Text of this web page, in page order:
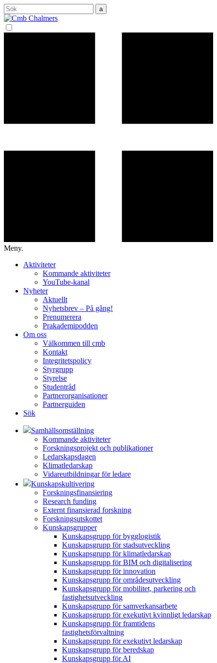
Sök
efter:
Meny.
Aktiviteter
Kommande aktiviteter
YouTube-kanal
Nyheter
Aktuellt
Nyhetsbrev – På gång!
Prenumerera
Prakademipodden
Om oss
Välkommen till cmb
Kontakt
Integritetspolicy
Styrgrupp
Styrelse
Studentråd
Partnerorganisationer
Partnerguiden
Sök
Samhällsomställning
Kommande aktiviteter
Forskningsprojekt och publikationer
Ledarskapsdagen
Klimatledarskap
Vidareutbildningar för ledare
Kunskapskultivering
Forskningsfinansiering
Research funding
Externt finansierad forskning
Forskningsutskottet
Kunskapsgrupper
Kunskapsgrupp för bygglogistik
Kunskapsgrupp för stadsutveckling
Kunskapsgrupp för klimatledarskap
Kunskapsgrupp för BIM och digitalisering
Kunskapsgrupp för innovation
Kunskapsgrupp för områdesutveckling
Kunskapsgrupp för mobilitet, parkering och
fastighetsutveckling
Kunskapsgrupp för samverkansarbete
Kunskapsgrupp för exekutivt kvinnligt ledarskap
Kunskapsgrupp för framtidens
fastighetsförvaltning
Kunskapsgrupp för exekutivt ledarskap
Kunskapsgrupp för beredskap
Kunskapsgrupp för AI